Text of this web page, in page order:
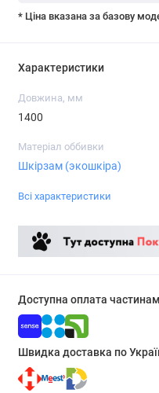
* Ціна вказана за базову
Характеристики
Довжина, мм
1400
Матеріал оббивки
Шкірзам (экошкіра)
Всі характеристики
Доступна оплата
Швидка доставка по